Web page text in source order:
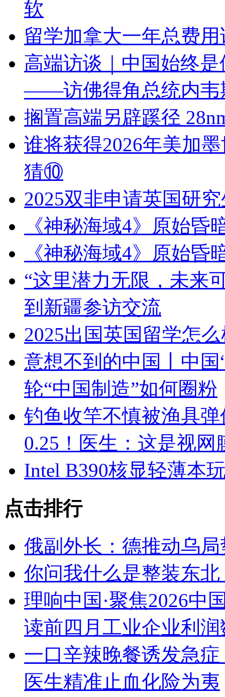
软
留学加拿大一年总费
高端访谈｜中国始终
——访佛得角总统内韦
搁置高端另辟蹊径
谁将获得2026年美加
猜⑩
2025双非申请英国研
《神秘海域4》原始
《神秘海域4》原始
“这里潜力无限，未
到新疆参访交流
2025出国英国留学怎
意想不到的中国丨中
轮“中国制造”如何圈粉
钓鱼收竿不慎被渔具
0.25！医生：这是视网
Intel B390核显轻薄本
点击排行
俄副外长：德推动乌
你问我什么是整装东北
理响中国·聚焦2026中
读前四月工业企业利润
一口辛辣晚餐诱发急
医生精准止血化险为夷